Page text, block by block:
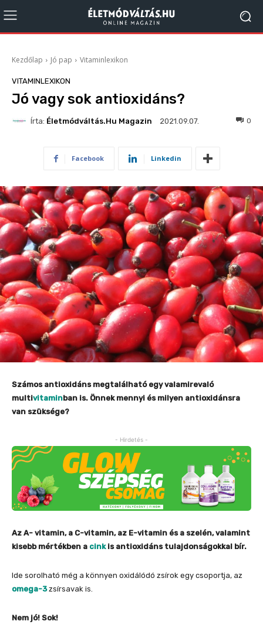
Kezdőlap Jó pap Vitaminlexikon
VITAMINLEXIKON
Jó vagy sok antioxidáns?
Írta: Életmódváltás.hu Magazin 2021.09.07. 0
Facebook Linkedin
Számos antioxidáns megtalálható egy valamirevaló
multivitaminban is. Önnek mennyi és milyen antioxidánsra
van szüksége?
- Hirdetés -
Az A- vitamin, a C-vitamin, az E-vitamin és a szelén, valamint
kisebb mértékben a cink is antioxidáns tulajdonságokkal bír.
Ide sorolható még a könnyen oxidálódó zsírok egy csoportja, az
omega-3zsírsavak is.
Nem jó! Sok!